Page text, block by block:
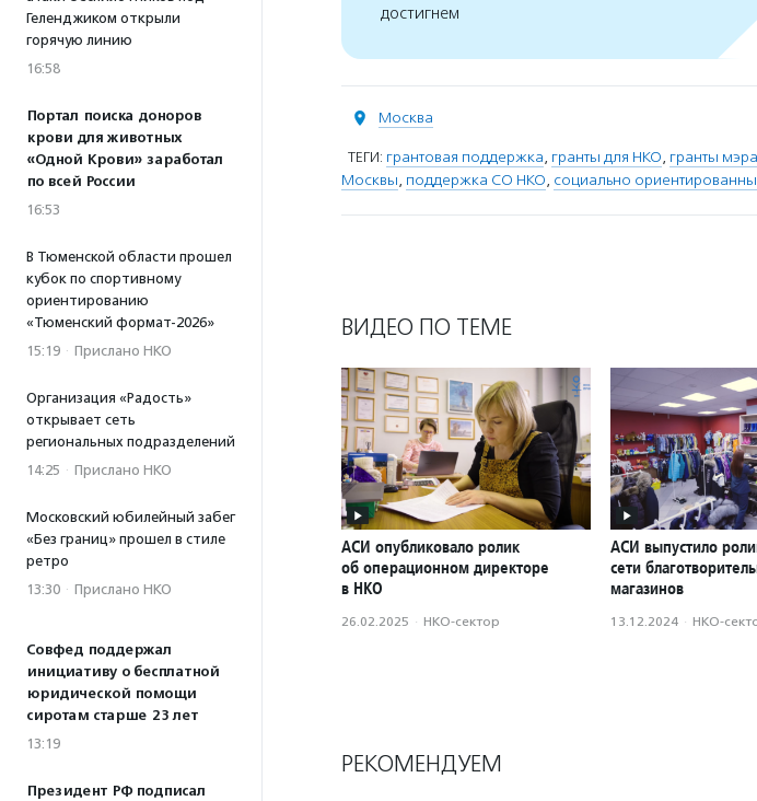
Геленджиком открыли
горячую линию
16:58
Портал поиска доноров
крови для животных
«Одной Крови» заработал
по всей России
16:53
В Тюменской области прошел
кубок по спортивному
ориентированию
«Тюменский формат-2026»
15:19 · Прислано НКО
Организация «Радость»
открывает сеть
региональных подразделений
14:25 · Прислано НКО
Московский юбилейный забег
«Без границ» прошел в стиле
ретро
13:30 · Прислано НКО
Совфед поддержал
инициативу о бесплатной
юридической помощи
сиротам старше 23 лет
13:19
Президент РФ подписал
достигнем
Москва
ТЕГИ: грантовая поддержка, гранты для НКО, гранты
Москвы, поддержка СО НКО, социально
ВИДЕО ПО ТЕМЕ
АСИ опубликовало ролик
об операционном директоре
в НКО
26.02.2025 · НКО-сектор
АСИ выпустило
сети
магазинов
13.12.2024 · НКО-
РЕКОМЕНДУЕМ